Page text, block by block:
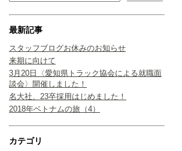
最新記事
スタッフブログお休みのお知らせ
来期に向けて
3月20日〈愛知県トラック協会による就職面
談会〉開催しました！
名大社、23卒採用はじめました！
2018年ベトナムの旅（4）
カテゴリ